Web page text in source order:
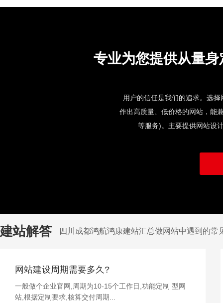
专业为您提供从量
用户的信任是我们的追求。选
作出高质量、低价格的网站，能
等服务)。主要提供网站设
建站解答 四川成都鸿航鸿康建站汇总做网站中遇到的常
网站建设周期需要多久?
一般做个企业官网,周期为10-15个工作日,功能定制 型网
站,根据定制要求,核算交付周期...